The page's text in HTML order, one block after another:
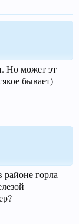
Но может эт
бывает)
районе горла